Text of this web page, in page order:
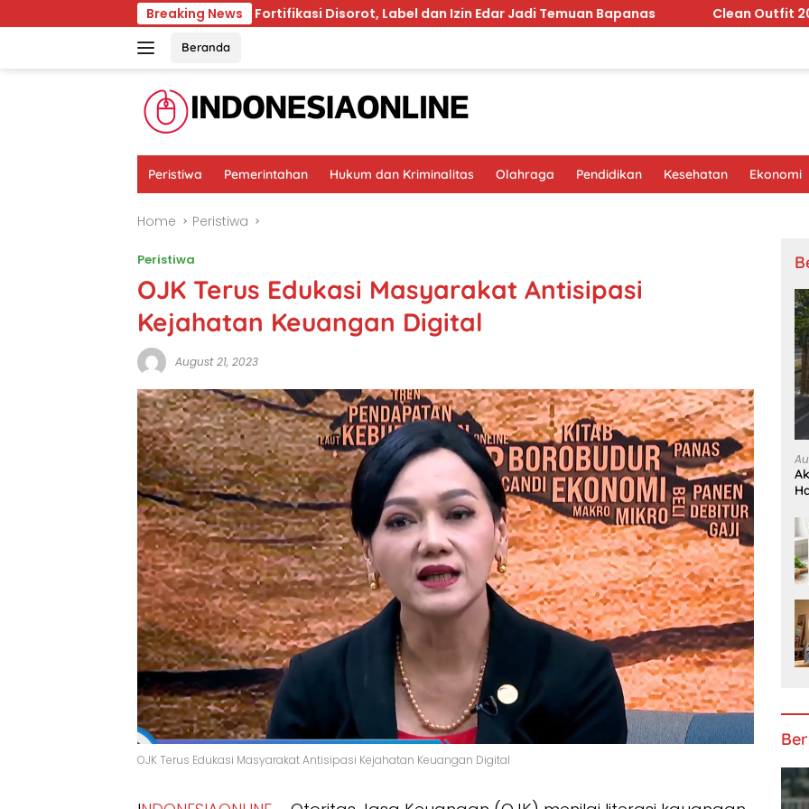
to
Breaking News
Beras Fortifikasi Disorot, Label dan Izin Edar Jadi Temuan Bapanas Clean Outfit 2026 Berubah,
Beranda
Peristiwa Pemerintahan Hukum dan Kriminalitas Olahraga Pendidikan Kesehatan Ekonomi
Home Peristiwa
Peristiwa
OJK Terus Edukasi Masyarakat Antisipasi
Kejahatan Keuangan Digital
August 21, 2023
OJK Terus Edukasi Masyarakat Antisipasi Kejahatan Keuangan Digital